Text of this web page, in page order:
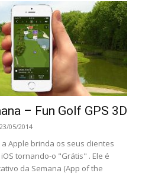
– Fun Golf GPS 3D
23/05/2014
Apple brinda os seus clientes
tornando-o "Grátis" . Ele é
da Semana (App of the